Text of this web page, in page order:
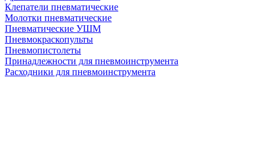
Клепатели пневматические
Молотки пневматические
Пневматические УШМ
Пневмокраскопульты
Пневмопистолеты
Принадлежности для пневмоинструмента
Расходники для пневмоинструмента